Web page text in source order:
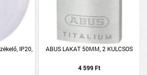
IP20,
ABUS LAKAT 50MM, 2 KULCSOS
4 599 Ft